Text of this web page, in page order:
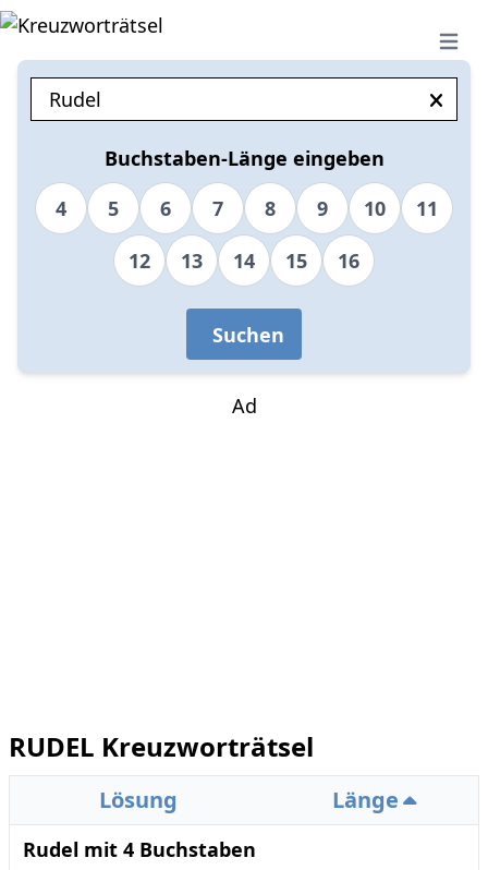
Open
Buchstaben-Länge eingeben
4
5 6 7 8 9 10
11
12
13 14 15 16
Suchen
Ad
RUDEL Kreuzworträtsel
Lösung Länge
Rudel mit 4 Buchstaben